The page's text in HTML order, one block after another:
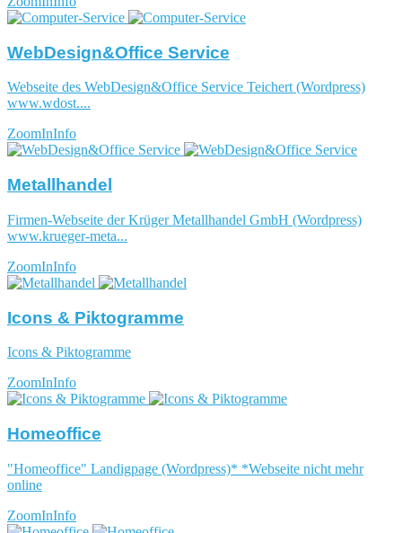
WebDesign&Office Service
Webseite des WebDesign&Office Service Teichert (Wordpress)
www.wdost....
ZoomInInfo
Metallhandel
Firmen-Webseite der Krüger Metallhandel GmbH (Wordpress)
www.krueger-meta...
ZoomInInfo
Icons & Piktogramme
Icons & Piktogramme
ZoomInInfo
Homeoffice
"Homeoffice" Landigpage (Wordpress)* *Webseite nicht mehr
online
ZoomInInfo